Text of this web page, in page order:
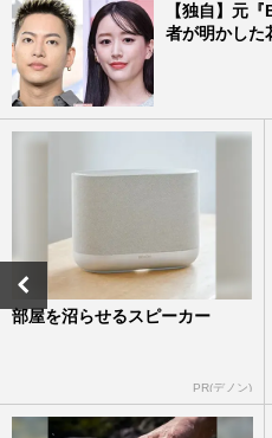
【独自】元
者が明かした
部屋を沼らせるスピーカー
PR(デノン)